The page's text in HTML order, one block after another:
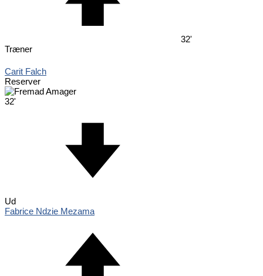
32'
Træner
Carit Falch
Reserver
32'
Ud
Fabrice Ndzie Mezama